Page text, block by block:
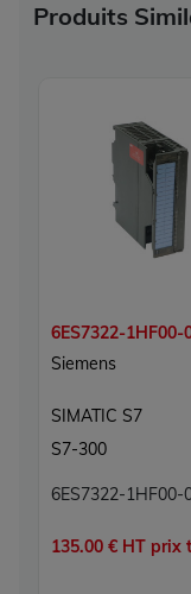
Produits
6ES7322-1HF00-
Siemens
SIMATIC S7
S7-300
135.00 € HT prix